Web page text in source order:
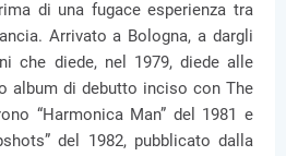
di una fugace esperienza tra
Arrivato a Bologna, a dargli
che diede, nel 1979, diede alle
album di debutto inciso con The
“Harmonica Man” del 1981 e
del 1982, pubblicato dalla